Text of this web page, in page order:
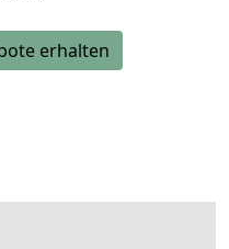
erhalten